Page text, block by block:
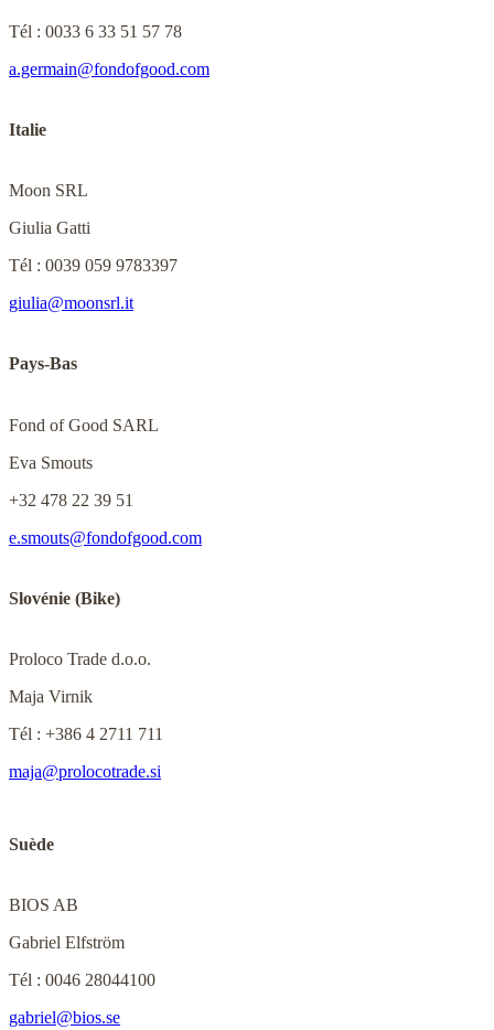
Tél : 0033 6 33 51 57 78
a.germain@fondofgood.com
Italie
Moon SRL
Giulia Gatti
Tél : 0039 059 9783397
giulia@moonsrl.it
Pays-Bas
Fond of Good SARL
Eva Smouts
+32 478 22 39 51
e.smouts@fondofgood.com
Slovénie (Bike)
Proloco Trade d.o.o.
Maja Virnik
Tél : +386 4 2711 711
maja@prolocotrade.si
Suède
BIOS AB
Gabriel Elfström
Tél : 0046 28044100
gabriel@bios.se